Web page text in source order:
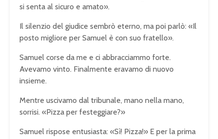
si senta al sicuro e amato».
Il silenzio del giudice sembrò eterno, ma poi parlò: «Il
posto migliore per Samuel è con suo fratello».
Samuel corse da me e ci abbracciammo forte.
Avevamo vinto. Finalmente eravamo di nuovo
insieme.
Mentre uscivamo dal tribunale, mano nella mano,
sorrisi. «Pizza per festeggiare?»
Samuel rispose entusiasta: «Sì! Pizza!» E per la prima